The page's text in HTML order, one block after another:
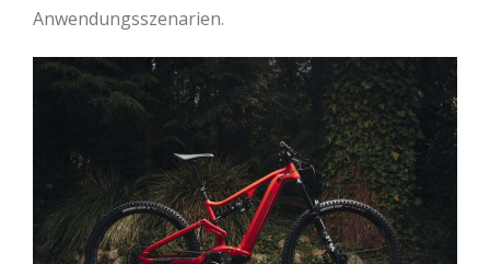
Anwendungsszenarien.